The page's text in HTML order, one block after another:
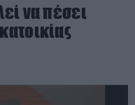
να πέσει